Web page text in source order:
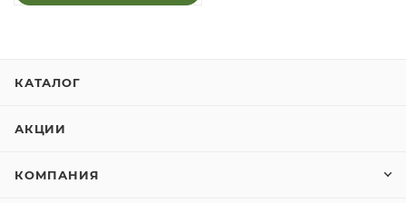
КАТАЛОГ
АКЦИИ
КОМПАНИЯ